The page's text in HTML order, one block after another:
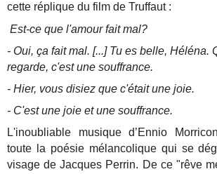
cette réplique du film de Truffaut :
Est-ce que l'amour fait mal?
- Oui, ça fait mal. [...] Tu es belle, Héléna.
regarde, c'est une souffrance.
- Hier, vous disiez que c'était une joie.
- C'est une joie et une souffrance.
L'inoubliable musique d’Ennio
toute la poésie mélancolique qui se
visage de Jacques Perrin. De ce "rêve